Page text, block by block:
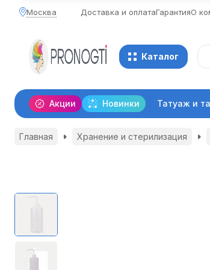
Москва Доставка и оплатаГарантияО
Каталог
Акции Новинки Татуаж и
Главная Хранение и стерилизация